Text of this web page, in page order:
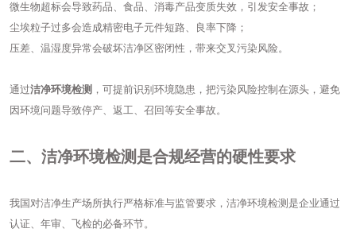
微生物超标会导致药品、食品、消毒产品变质失效，引发安全事故；
尘埃粒子过多会造成精密电子元件短路、良率下降；
压差、温湿度异常会破坏洁净区密闭性，带来交叉污染风险。
通过洁净环境检测 ，可提前识别环境隐患，把污染风险控制在源头，避免
因环境问题导致停产、返工、召回等安全事故。
二、洁净环境检测是合规经营的硬性要求
我国对洁净生产场所执行严格标准与监管要求，洁净环境检测是企业通过
认证、年审、飞检的必备环节。